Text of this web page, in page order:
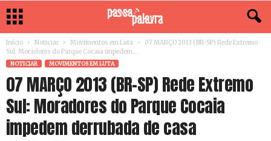
Início Noticiar Movimentos em Luta
07 MARÇO 2013 (BR-SP) Rede Extremo
Sul: Moradores do Parque Cocaia impedem...
NOTICIAR MOVIMENTOS EM LUTA
07 MARÇO 2013 (BR-SP) Rede Extremo
Sul: Moradores do Parque Cocaia
impedem derrubada de casa